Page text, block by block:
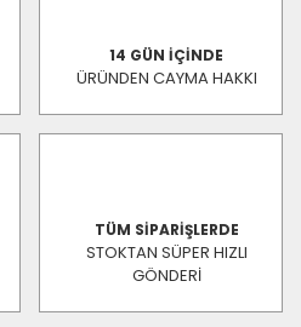
14 GÜN İÇİNDE
ÜRÜNDEN CAYMA HAKKI
TÜM SİPARİŞLERDE
STOKTAN SÜPER HIZLI
GÖNDERİ